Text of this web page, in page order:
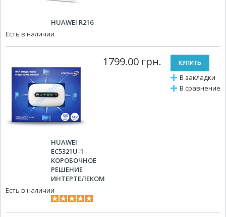
HUAWEI R216
Есть в наличии
В закладки
В сравнение
1799.00 грн.
HUAWEI
EC5321U-1 -
КОРОБОЧНОЕ
РЕШЕНИЕ
ИНТЕРТЕЛЕКОМ
Есть в наличии